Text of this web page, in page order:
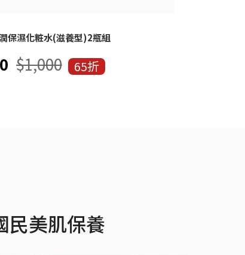
保濕化粧水(滋養型)2瓶組
$1,000 65折
民美肌保養